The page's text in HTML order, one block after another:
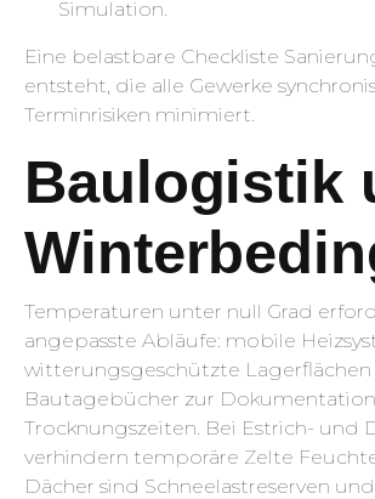
Simulation.
Eine belastbare Checkliste
entsteht, die alle Gewerke
Terminrisiken minimiert.
Baulogistik
Temperaturen unter null Grad
angepasste Abläufe: mobile
witterungsgeschützte
Bautagebücher zur
Trocknungszeiten. Bei Estrich- und
verhindern temporäre Zelte
Dächer sind Schneelastreserven und